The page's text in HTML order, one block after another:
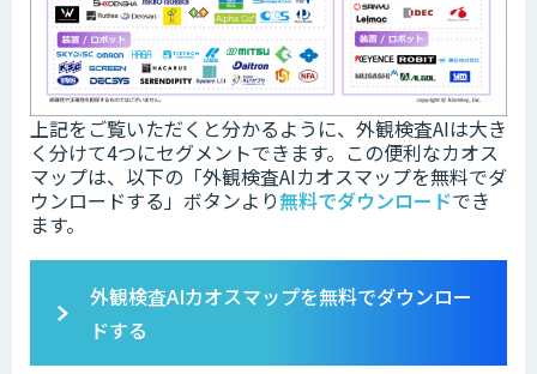
上記をご覧いただくと分かるように、外観検査AIは大き
く分けて4つにセグメントできます。この便利なカオス
マップは、以下の「外観検査AIカオスマップを無料でダ
ウンロードする」ボタンより無料でダウンロードでき
ます。
外観検査AIカオスマップを無料でダウンロー
ドする